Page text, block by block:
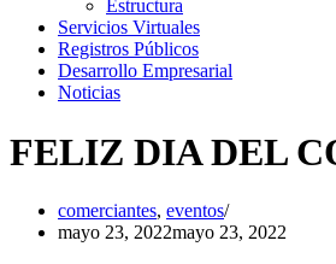
Estructura
Servicios Virtuales
Registros Públicos
Desarrollo Empresarial
Noticias
FELIZ DIA DEL
comerciantes, eventos
mayo 23, 2022mayo 23, 2022